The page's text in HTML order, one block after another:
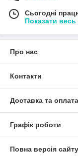
Сьогодні
Показати
Про нас
Контакти
Доставка та оплата
Графік роботи
Повна версія сайту